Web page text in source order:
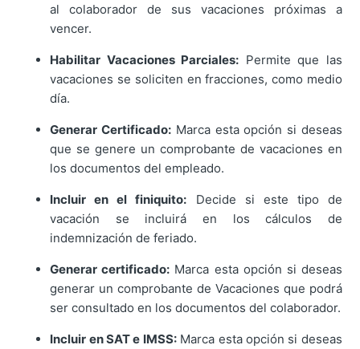
al colaborador de sus vacaciones próximas a
vencer.
Habilitar Vacaciones Parciales: Permite que las
vacaciones se soliciten en fracciones, como medio
día.
Generar Certificado: Marca esta opción si deseas
que se genere un comprobante de vacaciones en
los documentos del empleado.
Incluir en el finiquito: Decide si este tipo de
vacación se incluirá en los cálculos de
indemnización de feriado.
Generar certificado: Marca esta opción si deseas
generar un comprobante de Vacaciones que podrá
ser consultado en los documentos del colaborador.
Incluir en SAT e IMSS: Marca esta opción si deseas